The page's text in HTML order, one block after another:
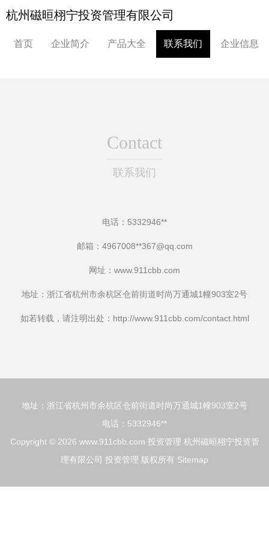
杭州磁晅栩宁投资管理有限公司
首页 企业简介 产品大全 联系我们 企业信息
Contact
联系我们
电话：5332946**
邮箱：4967008**367@qq.com
网址： www.911cbb.com
地址：浙江省杭州市余杭区仓前街道时尚万通城1幢903室2号
如若转载，请注明出处：http://www.911cbb.com/contact.html
地址：浙江省杭州市余杭区仓前街道时尚万通城1幢903室2号
电话：5332946**
Copyright © 2026 www.911cbb.com 投资管理 杭州磁晅栩宁投资管
理有限公司 投资管理 版权所有 Sitemap